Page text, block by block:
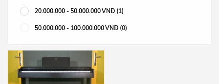
20.000.000 - 50.000.000VNĐ (1)
50.000.000 - 100.000.000VNĐ (0)